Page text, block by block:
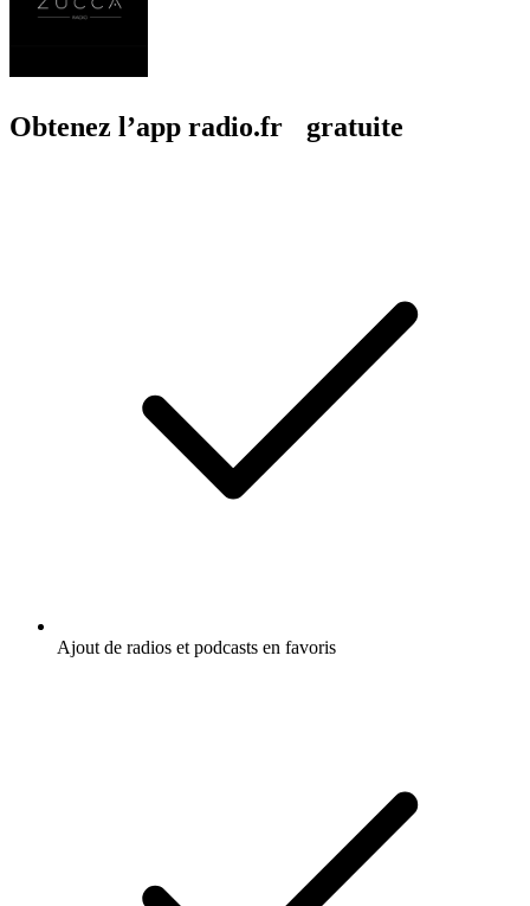
Obtenez l’app radio.fr gratuite
Ajout de radios et podcasts en favoris